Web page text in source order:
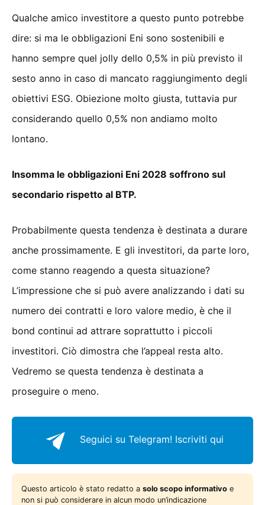
Qualche amico investitore a questo punto potrebbe
dire: si ma le obbligazioni Eni sono sostenibili e
hanno sempre quel jolly dello 0,5% in più previsto il
sesto anno in caso di mancato raggiungimento degli
obiettivi ESG. Obiezione molto giusta, tuttavia pur
considerando quello 0,5% non andiamo molto
lontano.
Insomma le obbligazioni Eni 2028 soffrono sul
secondario rispetto al BTP.
Probabilmente questa tendenza è destinata a durare
anche prossimamente. E gli investitori, da parte loro,
come stanno reagendo a questa situazione?
L’impressione che si può avere analizzando i dati su
numero dei contratti e loro valore medio, è che il
bond continui ad attrare soprattutto i piccoli
investitori. Ciò dimostra che l’appeal resta alto.
Vedremo se questa tendenza è destinata a
proseguire o meno.
Seguici su Telegram! Iscriviti qui
Questo articolo è stato redatto a solo scopo informativo e
non si può considerare in alcun modo un’indicazione